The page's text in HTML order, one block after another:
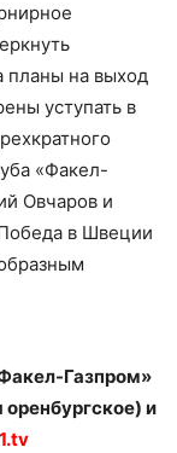
планы на выход
уступать в
«Факел-
Овчаров и
в Швеции
Газпром»
и